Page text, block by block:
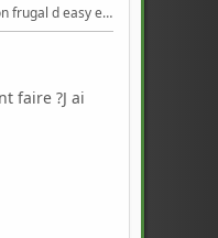
Re : Installation frugal d easy et triton
faire ?J ai